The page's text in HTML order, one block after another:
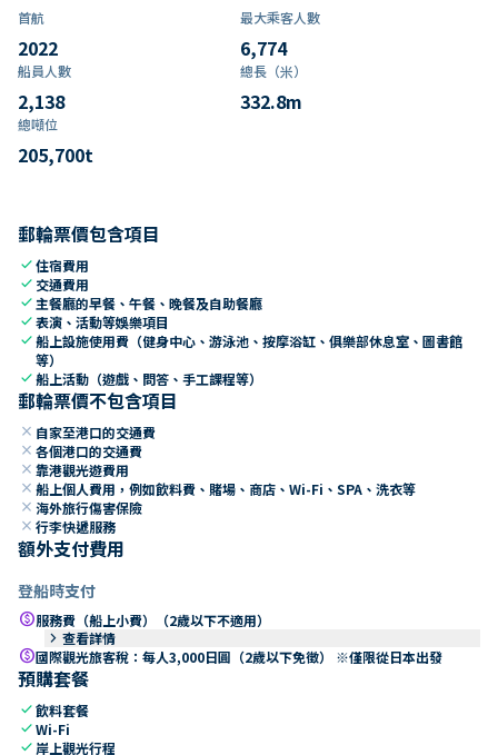
首航
2022
最大乘客人數
6,774
船員人數
2,138
總長（米）
332.8m
總噸位
205,700t
郵輪票價包含項目
check住宿費用
check 交通費用
check 主餐廳的早餐、午餐、晚餐及自助餐廳
check表演、活動等娛樂項目
check船上設施使用費（健身中心、游泳池、按摩浴缸、俱樂部休息室、圖書館
等）
check船上活動（遊戲、問答、手工課程等）
郵輪票價不包含項目
close 自家至港口的交通費
close 各個港口的交通費
close 靠港觀光遊費用
close 船上個人費用，例如飲料費、賭場、商店、Wi-Fi、SPA、洗衣等
close 海外旅行傷害保險
close 行李快遞服務
額外支付費用
登船時支付
paid服務費（船上小費）（2歲以下不適用）
keyboard_arrow_right 查看詳情
paid國際觀光旅客稅：每人3,000日圓（2歲以下免徵） ※僅限從日本出發
預購套餐
check飲料套餐
checkWi-Fi
check 岸上觀光行程